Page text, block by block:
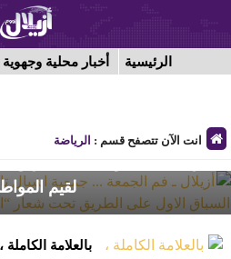
الرئيسية أخبار محلية وجهوية
انت الآن تتصفح قسم : الرياضة
أزيلال ـ فم الجمعة ... جمعية اشبال
لقيم
بالعلامة